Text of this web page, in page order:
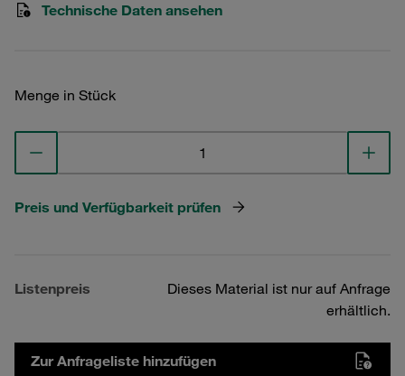
Technische Daten ansehen
Menge in Stück
Preis und Verfügbarkeit prüfen
Listenpreis
Dieses Material ist nur auf Anfrage
erhältlich.
Zur Anfrageliste hinzufügen